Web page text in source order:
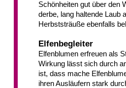
Schönheiten gut über den
derbe, lang haltende Laub
Herbststräuße ebenfalls
Elfenbegleiter
Elfenblumen erfreuen als
Wirkung lässt sich durch
ist, dass mache
ihren Ausläufern stark